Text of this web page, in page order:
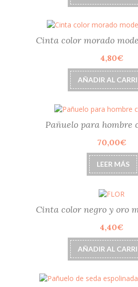
Cinta color morado
4,80€
AÑADIR AL
Pañuelo para hombre
70,00€
LEER MÁS
Cinta color negro y oro
4,40€
AÑADIR AL